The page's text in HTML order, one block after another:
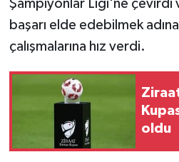
Şampiyonlar Ligi'ne çevirdi
başarı elde edebilmek
çalışmalarına hız verdi.
oldu
Türkiye
Video Haber
Yaşam
Yeme-İçme
Yemek